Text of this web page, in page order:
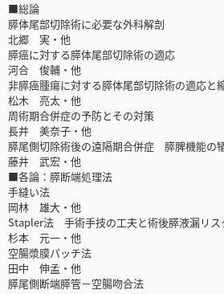
■総論
膵体尾部切除術に必要な外科解剖
北郷 実・他
膵癌に対する膵体尾部切除術の適応
河合 俊輔・他
非膵癌腫瘍に対する膵体尾部切除術の適応と
松木 亮太・他
周術期合併症の予防とその対策
長井 美奈子・他
膵尾側切除術後の遠隔期合併症 膵脾機能の
藤井 武宏・他
■各論：膵断端処理法
手縫い法
岡林 雄大・他
Stapler法 手術手技の工夫と術後膵液漏リス
杉本 元一・他
空腸漿膜パッチ法
田中 伸孟・他
膵尾側断端膵管－空腸吻合法